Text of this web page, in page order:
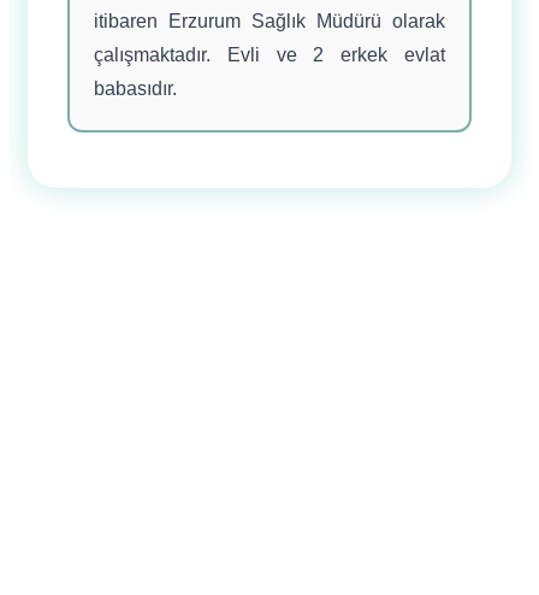
itibaren Erzurum Sağlık Müdürü olarak
çalışmaktadır. Evli ve 2 erkek evlat
babasıdır.